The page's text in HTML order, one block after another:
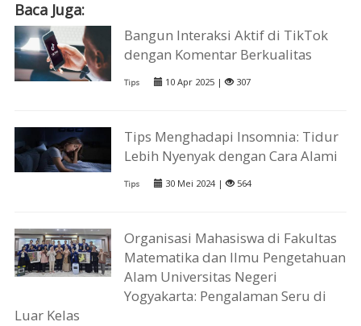
Baca Juga:
Bangun Interaksi Aktif di TikTok
dengan Komentar Berkualitas
Tips 10 Apr 2025 | 307
Tips Menghadapi Insomnia: Tidur
Lebih Nyenyak dengan Cara Alami
Tips 30 Mei 2024 | 564
Organisasi Mahasiswa di Fakultas
Matematika dan Ilmu Pengetahuan
Alam Universitas Negeri
Yogyakarta: Pengalaman Seru di
Luar Kelas